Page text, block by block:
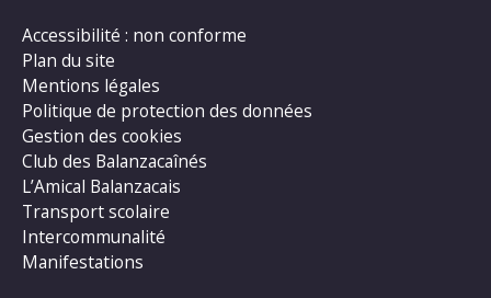
Accessibilité : non conforme
Plan du site
Mentions légales
Politique de protection des données
Gestion des cookies
Club des Balanzacaînés
L’Amical Balanzacais
Transport scolaire
Intercommunalité
Manifestations